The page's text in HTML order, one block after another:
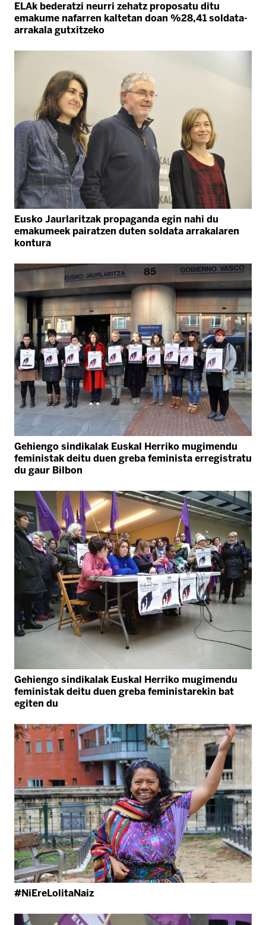
ELAk bederatzi neurri zehatz proposatu ditu
emakume nafarren kaltetan doan %28,41 soldata-
arrakala gutxitzeko
Eusko Jaurlaritzak propaganda egin nahi du
emakumeek pairatzen duten soldata arrakalaren
kontura
Gehiengo sindikalak Euskal Herriko mugimendu
feministak deitu duen greba feminista erregistratu
du gaur Bilbon
Gehiengo sindikalak Euskal Herriko mugimendu
feministak deitu duen greba feministarekin bat
egiten du
#NiEreLolitaNaiz